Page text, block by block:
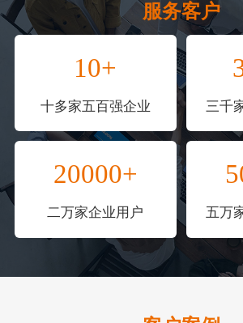
服务客户
10+
十多家五百强企业 三千
20000+
二万家企业用户 五万